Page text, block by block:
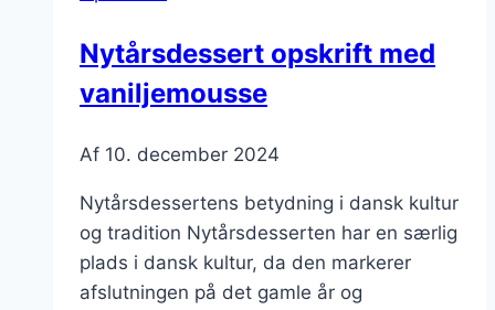
Nytårsdessert opskrift med
vaniljemousse
Af 10. december 2024
Nytårsdessertens betydning i dansk kultur
og tradition Nytårsdesserten har en særlig
plads i dansk kultur, da den markerer
afslutningen på det gamle år og